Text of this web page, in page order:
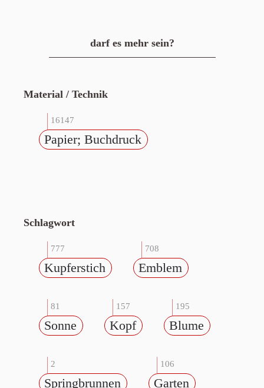
darf es mehr sein?
Material / Technik
16147
Papier; Buchdruck
Schlagwort
777
Kupferstich
708
Emblem
81
Sonne
157
Kopf
195
Blume
2
Springbrunnen
106
Garten